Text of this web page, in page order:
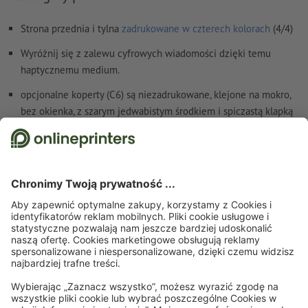
Strona przednia i tylna zadrukowane w czterech kolorach (4/4)
Wyróżnij się z zalewu cyfrowych wiadomości dzięki temu
haptycznemu medium.
opcjonalne koperty (C6) są niezadrukowane, klejone na mokro,
bez okienka, z szarym jedwabistym środkiem i spiczastą klapką
Strona startowa Pocztówki Pocztówki standardowe Pocztówki, A6
Zapisz się do newslettera i zapewnij sobie 15% rabatu